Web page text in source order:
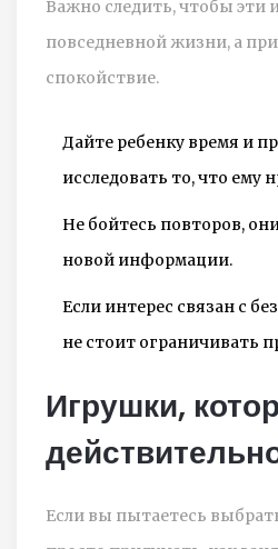
Важно следить, чтобы эти
повседневной жизни, а
спокойствие.
Дайте ребенку время и
исследовать то, что ему
Не бойтесь повторов,
новой информации.
Если интерес связан с
не стоит ограничивать
Игрушки,
Если вы пытаетесь